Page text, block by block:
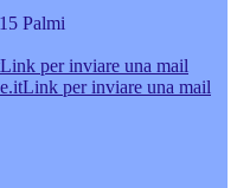
Palmi
Link per inviare una mail
Link per inviare una mail